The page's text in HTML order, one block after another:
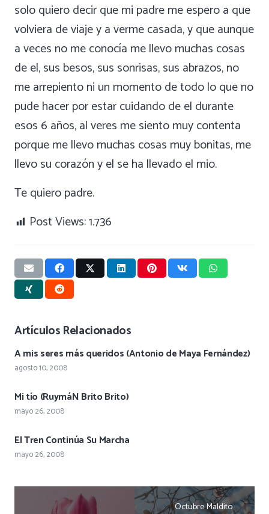
solo quiero decir que mi padre me espero a que
volviera de viaje y a verme casada, y que aunque
a veces no me conocía me llevo muchas cosas
de el, sus besos, sus sonrisas, sus abrazos, no
me arrepiento ni un momento de todo lo que no
pude hacer por estar cuidando de el durante
esos 6 años, al veres me siento muy contenta
porque me llevo muchas cosas muy bonitas, me
llevo su corazón y el se ha llevado el mio.
Te quiero padre.
Post Views:1.736
Artículos Relacionados
A mis seres más queridos (Antonio de Maya Fernández)
agosto 10, 2008
Mi tío (RuymáN Brito Brito)
mayo 26, 2008
El Tren Continúa Su Marcha
mayo 26, 2008
Octubre Maldito